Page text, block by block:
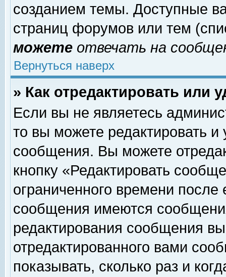
созданием темы. Доступные
страниц форумов или тем
можете отвечать на
Вернуться наверх
» Как отредактировать или
Если вы не являетесь
то вы можете редактировать и
сообщения. Вы можете
кнопку «Редактировать
ограниченного времени
сообщения имеются
редактирования сообщения
отредактированного вами
показывать, сколько раз и